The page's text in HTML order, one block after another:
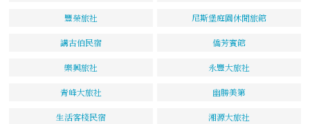
豐榮旅社 尼斯堡庭園休閒旅館
講古伯民宿 僑芳賓館
樂興旅社 永豐大旅社
青峰大旅社 幽勝美第
生活客棧民宿 湘源大旅社